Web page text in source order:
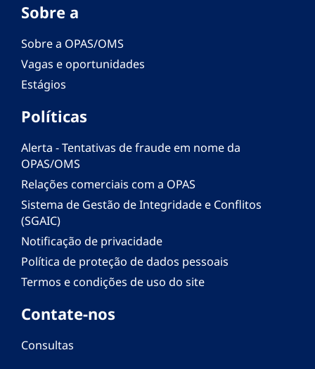
Sobre a
Sobre a OPAS/OMS
Vagas e oportunidades
Estágios
Políticas
Alerta - Tentativas de fraude em nome da
OPAS/OMS
Relações comerciais com a OPAS
Sistema de Gestão de Integridade e Conflitos
(SGAIC)
Notificação de privacidade
Política de proteção de dados pessoais
Termos e condições de uso do site
Contate-nos
Consultas